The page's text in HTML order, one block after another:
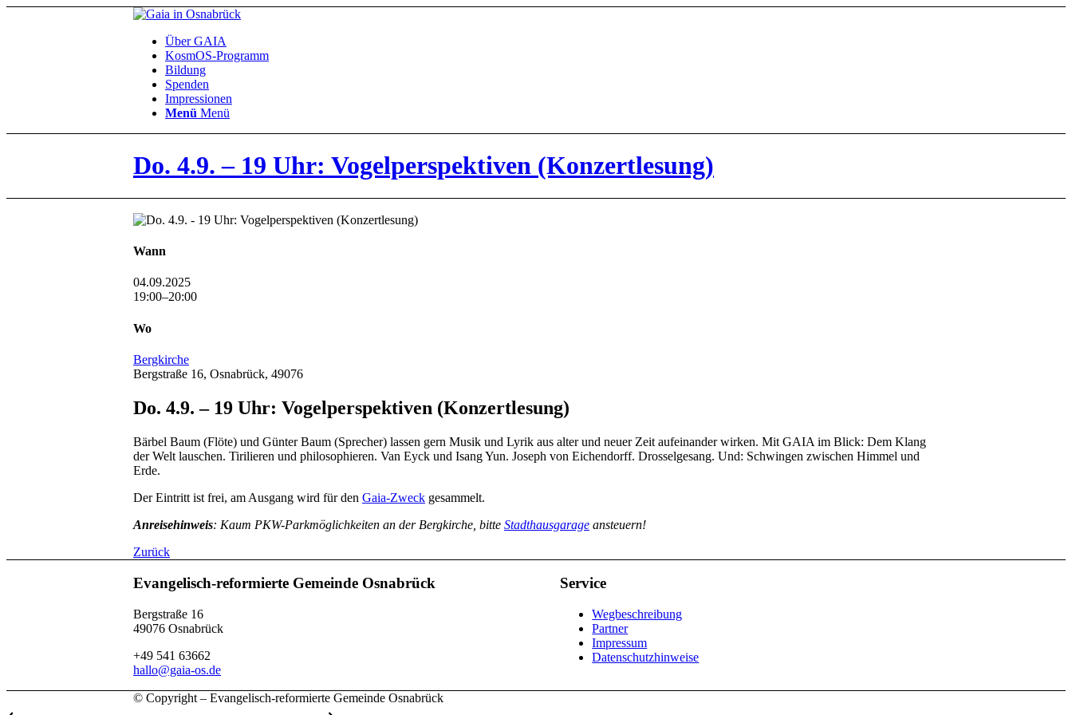
Über GAIA
KosmOS-Programm
Bildung
Spenden
Impressionen
Menü Menü
Do. 4.9. – 19 Uhr: Vogelperspektiven (Konzertlesung)
Wann
04.09.2025
19:00–20:00
Wo
Bergkirche
Bergstraße 16, Osnabrück, 49076
Do. 4.9. – 19 Uhr: Vogelperspektiven (Konzertlesung)
Bärbel Baum (Flöte) und Günter Baum (Sprecher) lassen gern Musik und Lyrik aus alter und neuer Zeit aufeinander wirken. Mit GAIA im Blick: Dem Klang
der Welt lauschen. Tirilieren und philosophieren. Van Eyck und Isang Yun. Joseph von Eichendorff. Drosselgesang. Und: Schwingen zwischen Himmel und
Erde.
Der Eintritt ist frei, am Ausgang wird für den Gaia-Zweck gesammelt.
Anreisehinweis: Kaum PKW-Parkmöglichkeiten an der Bergkirche, bitte Stadthausgarage ansteuern!
Zurück
Evangelisch-reformierte Gemeinde Osnabrück
Bergstraße 16
49076 Osnabrück
+49 541 63662
hallo@gaia-os.de
Service
Wegbeschreibung
Partner
Impressum
Datenschutzhinweise
© Copyright – Evangelisch-reformierte Gemeinde Osnabrück